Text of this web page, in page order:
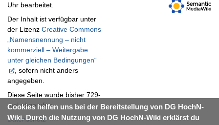
Cookies helfen uns bei der Bereitstellung von DG HochN-
Wiki. Durch die Nutzung von DG HochN-Wiki erklärst du
Uhr bearbeitet.
Der Inhalt ist verfügbar unter
der Lizenz Creative Commons
„Namensnennung – nicht
kommerziell – Weitergabe
unter gleichen Bedingungen“
, sofern nicht anders
angegeben.
Diese Seite wurde bisher 729-
mal abgerufen.
Datenschutz